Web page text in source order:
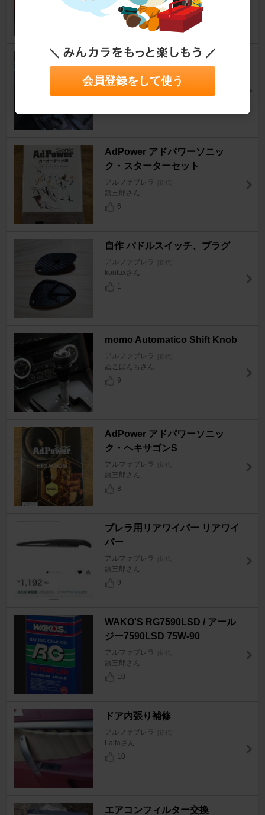
k-uemuraさん
0
KENWOOD MDV-Z905W
アルファブレラ [初代]
SHIN0902さん
7
AdPower アドパワーソニッ
ク・スターターセット
アルファブレラ [初代]
銕三郎さん
6
自作 パドルスイッチ、プラグ
アルファブレラ [初代]
kontaxさん
1
momo Automatico Shift Knob
アルファブレラ [初代]
ぬこぱんちさん
9
AdPower アドパワーソニッ
ク・ヘキサゴンS
アルファブレラ [初代]
銕三郎さん
8
ブレラ用リアワイパー リアワイ
パー
アルファブレラ [初代]
銕三郎さん
9
WAKO'S RG7590LSD / アール
ジー7590LSD 75W-90
アルファブレラ [初代]
銕三郎さん
10
ドア内張り補修
アルファブレラ [初代]
t-alfaさん
10
エアコンフィルター交換
会員登録をして使う